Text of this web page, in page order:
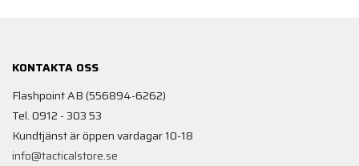
KONTAKTA OSS
Flashpoint AB (556894-6262)
Tel. 0912 - 303 53
Kundtjänst är öppen vardagar 10-18
info@tacticalstore.se